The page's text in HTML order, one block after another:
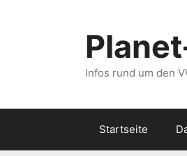
Infos rund um den
Startseite